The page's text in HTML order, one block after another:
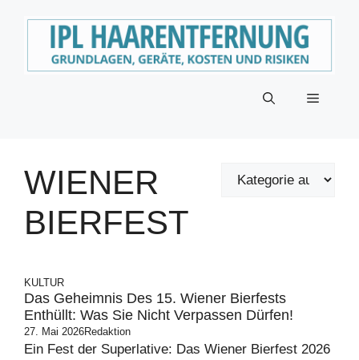
Menü
WIENER
BIERFEST
KULTUR
Das Geheimnis Des 15. Wiener Bierfests
Enthüllt: Was Sie Nicht Verpassen Dürfen!
27. Mai 2026Redaktion
Ein Fest der Superlative: Das Wiener Bierfest 2026